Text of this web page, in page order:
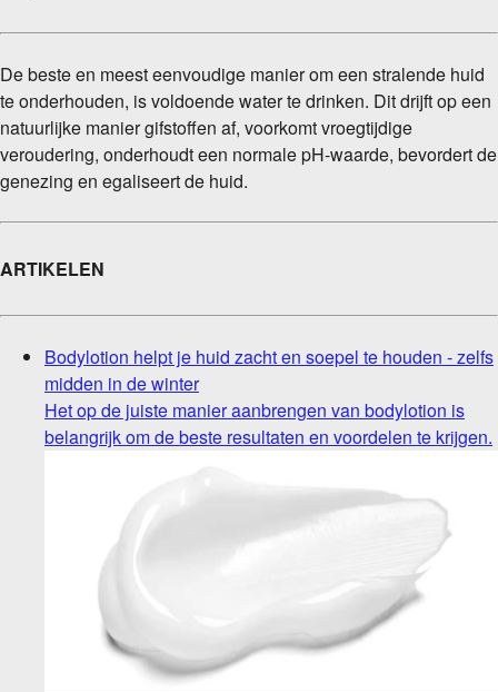
De beste en meest eenvoudige manier om een stralende huid
te onderhouden, is voldoende water te drinken. Dit drijft op een
natuurlijke manier gifstoffen af, voorkomt vroegtijdige
veroudering, onderhoudt een normale pH-waarde, bevordert de
genezing en egaliseert de huid.
ARTIKELEN
Bodylotion helpt je huid zacht en soepel te houden - zelfs
midden in de winter
Het op de juiste manier aanbrengen van bodylotion is
belangrijk om de beste resultaten en voordelen te krijgen.